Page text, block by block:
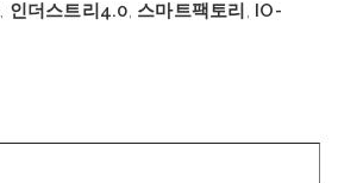
, 인더스트리4.0, 스마트팩토리 , IO-